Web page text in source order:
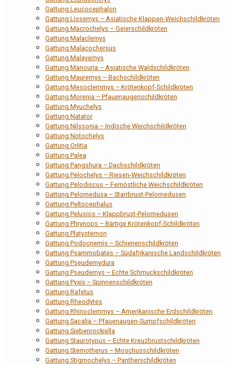
Gattung Leucocephalon
Gattung Lissemys – Asiatische Klappen-Weichschildkröten
Gattung Macrochelys – Geierschildkröten
Gattung Malaclemys
Gattung Malacochersus
Gattung Malayemys
Gattung Manouria – Asiatische Waldschildkröten
Gattung Mauremys – Bachschildkröten
Gattung Mesoclemmys – Krötenkopf-Schildkröten
Gattung Morenia – Pfauenaugenschildkröten
Gattung Myuchelys
Gattung Natator
Gattung Nilssonia – Indische Weichschildkröten
Gattung Notochelys
Gattung Orlitia
Gattung Palea
Gattung Pangshura – Dachschildkröten
Gattung Pelochelys – Riesen-Weichschildkröten
Gattung Pelodiscus – Fernöstliche Weichschildkröten
Gattung Pelomedusa – Starrbrust-Pelomedusen
Gattung Peltocephalus
Gattung Pelusios – Klappbrust-Pelomedusen
Gattung Phrynops – Bärtige Krötenkopf-Schildkröten
Gattung Platysternon
Gattung Podocnemis – Schienenschildkröten
Gattung Psammobates – Südafrikanische Landschildkröten
Gattung Pseudemydura
Gattung Pseudemys – Echte Schmuckschildkröten
Gattung Pyxis – Spinnenschildkröten
Gattung Rafetus
Gattung Rheodytes
Gattung Rhinoclemmys – Amerikanische Erdschildkröten
Gattung Sacalia – Pfauenaugen-Sumpfschildkröten
Gattung Siebenrockiella
Gattung Staurotypus – Echte Kreuzbrustschildkröten
Gattung Sternotherus – Moschusschildkröten
Gattung Stigmochelys – Pantherschildkröten